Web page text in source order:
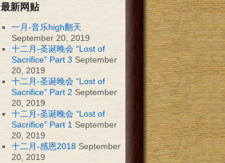
最新网贴
一月-音乐high翻天
September 20, 2019
十二月-圣诞晚会 “Lost of
Sacrifice” Part 3 September
20, 2019
十二月-圣诞晚会 “Lost of
Sacrifice” Part 2 September
20, 2019
十二月-圣诞晚会 “Lost of
Sacrifice” Part 1 September
20, 2019
十二月-感恩2018 September
20, 2019